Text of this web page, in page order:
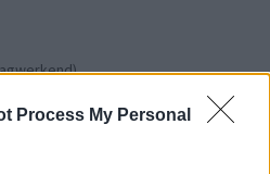
Process My Personal
zijn door de gebruikers